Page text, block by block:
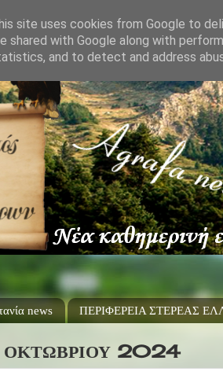
news ΠΕΡΙΦΕΡΕΙΑ ΣΤΕΡΕΑΣ
ΟΚΤΩΒΡΊΟΥ 2024
site uses cookies from Google to
shared with Google along with
and to detect and address